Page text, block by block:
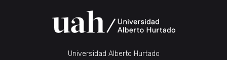
Universidad Alberto Hurtado